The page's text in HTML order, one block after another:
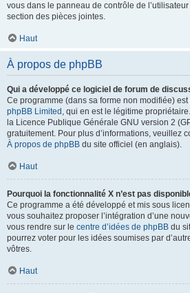
vous dans le panneau de contrôle de
section des pièces jointes.
Haut
À propos de phpBB
Qui a développé ce logiciel de forum de
Ce programme (dans sa forme non modifiée)
phpBB Limited , qui en est le légitime
la Licence Publique Générale GNU version 2
gratuitement. Pour plus d’informations, veuillez
À propos de phpBB du site officiel (en anglais).
Haut
Pourquoi la fonctionnalité X n’est pas
Ce programme a été développé et mis sous
vous souhaitez proposer l’intégration d’une
vous rendre sur le centre d’idées de phpBB du
pourrez voter pour les idées soumises par
vôtres.
Haut